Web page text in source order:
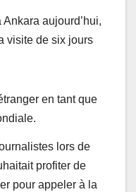
aujourd’hui,
visite de six jours
en tant que
lors de
profiter de
pour appeler à la